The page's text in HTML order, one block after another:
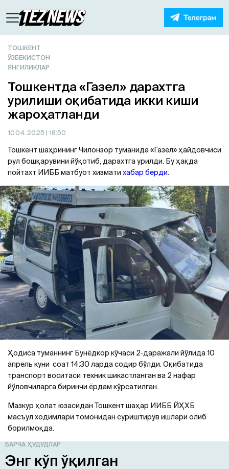
ТОШКЕНТ
ЎЗБЕКИСТОН
ЯНГИЛИКЛАР
Тошкентда «Газел» дарахтга
урилиши оқибатида икки киши
жароҳатланди
10.04.2025 | 18:50
Тошкент шаҳрининг Чилонзор туманида «Газел» ҳайдовчиси
рул бошқарувини йўқотиб, дарахтга урилди. Бу ҳақда
пойтахт ИИББ матбуот хизмати хабар берди.
Ҳодиса туманнинг Бунёдкор кўчаси 2-даражали йўлида 10
апрель куни соат 14:30 ларда содир бўлди. Oқибатида
транспорт воситаси техник шикастланган ва 2 нафар
йўловчиларга биринчи ёрдам кўрсатилган.
Мазкур ҳолат юзасидан Тошкент шаҳар ИИББ ЙҲХБ
масъул ходимлари томонидан суриштирув ишлари олиб
борилмоқда.
БАРЧА ҲУДУДЛАР
Энг кўп ўқилган